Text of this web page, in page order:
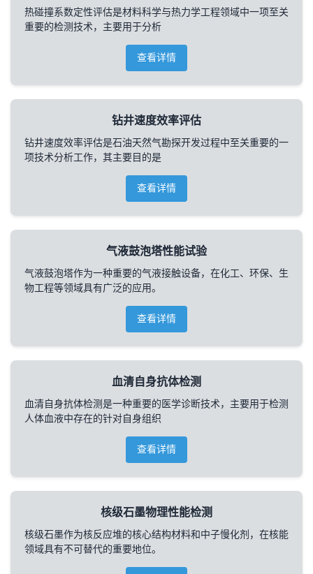
热碰撞系数定性评估是材料科学与热力学工程领域中一项至关
重要的检测技术，主要用于分析
查看详情
钻井速度效率评估
钻井速度效率评估是石油天然气勘探开发过程中至关重要的一
项技术分析工作，其主要目的是
查看详情
气液鼓泡塔性能试验
气液鼓泡塔作为一种重要的气液接触设备，在化工、环保、生
物工程等领域具有广泛的应用。
查看详情
血清自身抗体检测
血清自身抗体检测是一种重要的医学诊断技术，主要用于检测
人体血液中存在的针对自身组织
查看详情
核级石墨物理性能检测
核级石墨作为核反应堆的核心结构材料和中子慢化剂，在核能
领域具有不可替代的重要地位。